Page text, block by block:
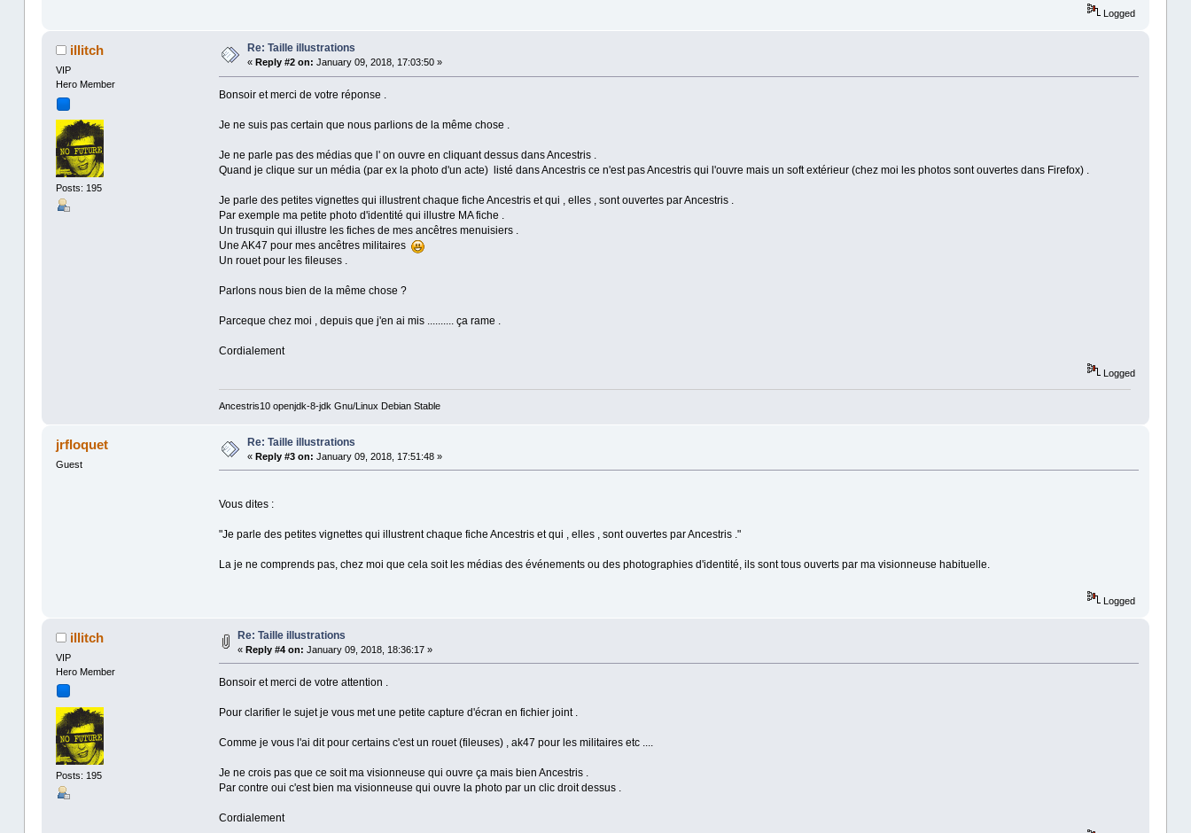
Logged
illitch
VIP
Hero Member
Posts: 195
Re: Taille illustrations
« Reply #2 on: January 09, 2018, 17:03:50 »
Bonsoir et merci de votre réponse .
Je ne suis pas certain que nous parlions de la même chose .
Je ne parle pas des médias que l' on ouvre en cliquant dessus dans Ancestris .
Quand je clique sur un média (par ex la photo d'un acte) listé dans Ancestris ce n'est pas Ancestris qui l'ouvre mais un soft extérieur (chez moi les photos sont ouvertes dans Firefox) .
Je parle des petites vignettes qui illustrent chaque fiche Ancestris et qui , elles , sont ouvertes par Ancestris .
Par exemple ma petite photo d'identité qui illustre MA fiche .
Un trusquin qui illustre les fiches de mes ancêtres menuisiers .
Une AK47 pour mes ancêtres militaires
Un rouet pour les fileuses .
Parlons nous bien de la même chose ?
Parceque chez moi , depuis que j'en ai mis .......... ça rame .
Cordialement
Logged
Ancestris10 openjdk-8-jdk Gnu/Linux Debian Stable
jrfloquet
Guest
Re: Taille illustrations
« Reply #3 on: January 09, 2018, 17:51:48 »
Vous dites :
"Je parle des petites vignettes qui illustrent chaque fiche Ancestris et qui , elles , sont ouvertes par Ancestris ."
La je ne comprends pas, chez moi que cela soit les médias des événements ou des photographies d'identité, ils sont tous ouverts par ma visionneuse habituelle.
Logged
illitch
VIP
Hero Member
Posts: 195
Re: Taille illustrations
« Reply #4 on: January 09, 2018, 18:36:17 »
Bonsoir et merci de votre attention .
Pour clarifier le sujet je vous met une petite capture d'écran en fichier joint .
Comme je vous l'ai dit pour certains c'est un rouet (fileuses) , ak47 pour les militaires etc ....
Je ne crois pas que ce soit ma visionneuse qui ouvre ça mais bien Ancestris .
Par contre oui c'est bien ma visionneuse qui ouvre la photo par un clic droit dessus .
Cordialement